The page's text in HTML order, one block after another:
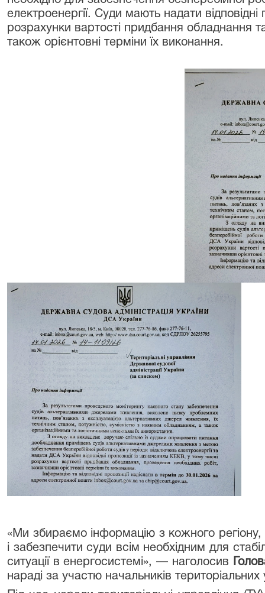
електроенергії. Суди мають надати
розрахунки вартості придбання обладнання
також орієнтовні терміни їх виконання.
«Ми збираємо інформацію з кожного
і забезпечити суди всім необхідним для
ситуації в енергосистемі», — наголосив
нараді за участю начальників територіальних